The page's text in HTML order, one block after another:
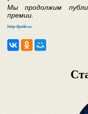
Мы продолжим
премии.
http://polit.ru